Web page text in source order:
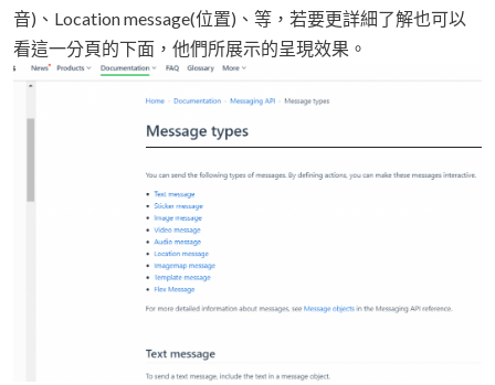
音)、Location message(位置)、等，若要更詳細了解也可以
看這一分頁的下面，他們所展示的呈現效果。